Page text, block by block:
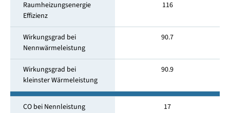
Raumheizungsenergie
Effizienz
116
Wirkungsgrad bei
Nennwärmeleistung
90.7
Wirkungsgrad bei
kleinster Wärmeleistung
90.9
CO bei Nennleistung 17